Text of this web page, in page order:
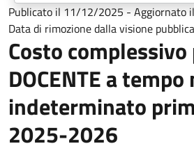
Publicato il11/12/2025-Aggiornato
Data di rimozione dalla visione
Costo
DOCENTE a tempo
indeterminato
2025-2026